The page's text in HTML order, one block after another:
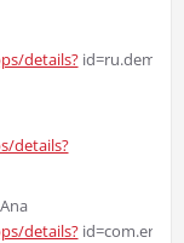
details?
details?
details?